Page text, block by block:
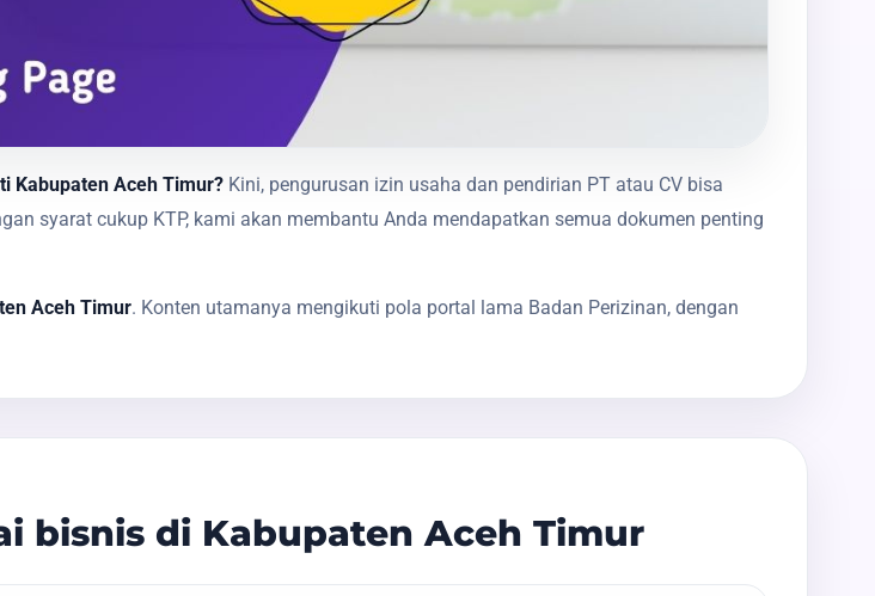
Kabupaten Aceh Timur? Kini, pengurusan izin usaha dan pendirian PT atau CV bisa
syarat cukup KTP, kami akan membantu Anda mendapatkan semua dokumen penting
Aceh Timur. Konten utamanya mengikuti pola portal lama Badan Perizinan, dengan
bisnis di Kabupaten Aceh Timur